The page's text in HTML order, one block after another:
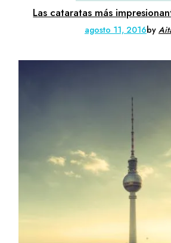
Las cataratas más
agosto 11, 2016by